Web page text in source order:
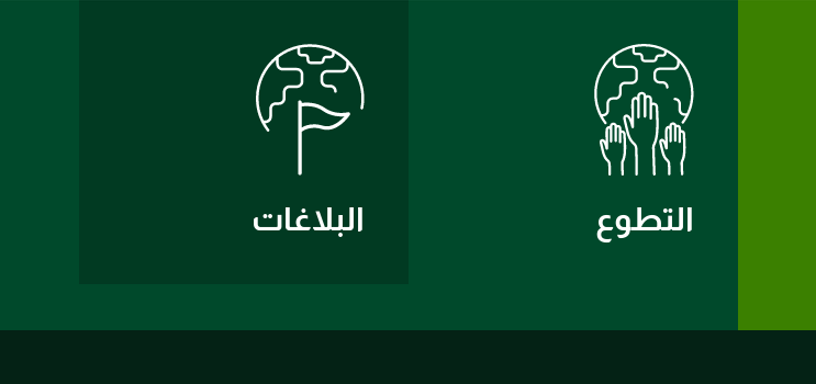
التطوع البلاغات